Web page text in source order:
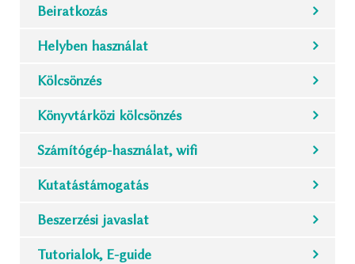
Beiratkozás
Helyben használat
Kölcsönzés
Könyvtárközi kölcsönzés
Számítógép-használat, wifi
Kutatástámogatás
Beszerzési javaslat
Tutorialok, E-guide